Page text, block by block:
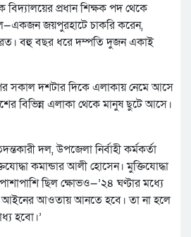
বিদ্যালয়ের প্রধান শিক্ষক পদ থেকে
জয়পুরহাটে চাকরি করেন,
বহু বছর ধরে দম্পতি দুজন একাই
সকাল দশটার দিকে এলাকায় নেমে আসে
বিভিন্ন এলাকা থেকে মানুষ ছুটে আসে।
দল, উপজেলা নির্বাহী কর্মকর্তা
কমান্ডার আলী হোসেন। মুক্তিযোদ্ধা
ছিল ক্ষোভও—’২৪ ঘণ্টার মধ্যে
আইনের আওতায় আনতে হবে। তা না হলে
হবো।’